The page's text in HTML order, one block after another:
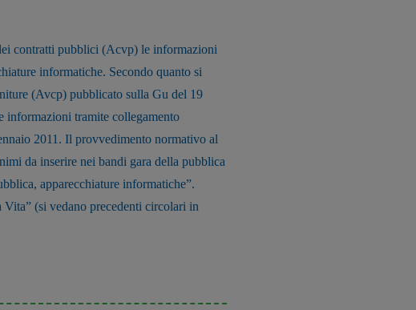
contratti pubblici (Acvp) le informazioni
informatiche. Secondo quanto si
(Avcp) pubblicato sulla Gu del 19
informazioni tramite collegamento
2011. Il provvedimento normativo al
da inserire nei bandi gara della pubblica
apparecchiature informatiche”.
(si vedano precedenti circolari in